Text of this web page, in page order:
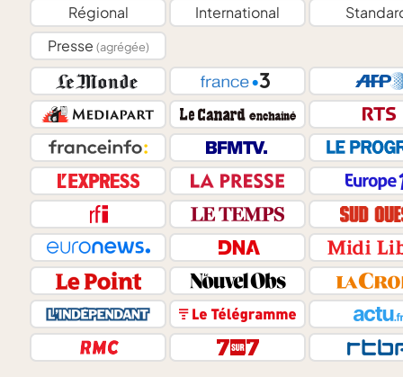
Régional International
Presse (agrégée)